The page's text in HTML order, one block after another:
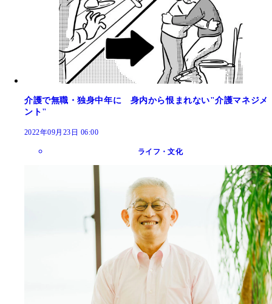
介護で無職・独身中年に 身内から恨まれない"介護マネジメ
ント"
2022年09月23日 06:00
ライフ・文化